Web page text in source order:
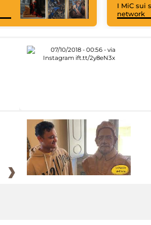
I MiC sui
network